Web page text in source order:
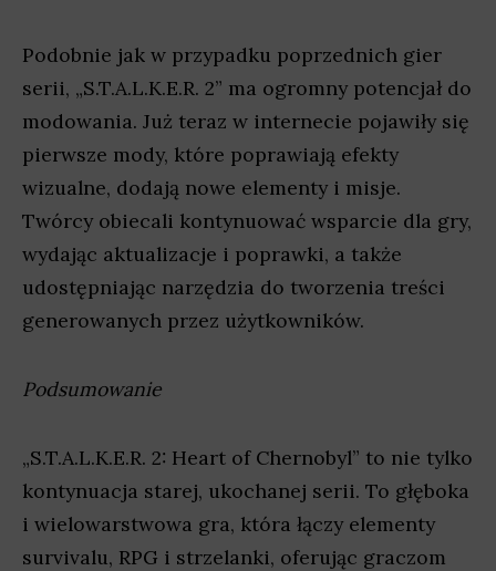
Podobnie jak w przypadku poprzednich gier
serii, „S.T.A.L.K.E.R. 2” ma ogromny potencjał do
modowania. Już teraz w internecie pojawiły się
pierwsze mody, które poprawiają efekty
wizualne, dodają nowe elementy i misje.
Twórcy obiecali kontynuować wsparcie dla gry,
wydając aktualizacje i poprawki, a także
udostępniając narzędzia do tworzenia treści
generowanych przez użytkowników.
Podsumowanie
„S.T.A.L.K.E.R. 2: Heart of Chernobyl” to nie tylko
kontynuacja starej, ukochanej serii. To głęboka
i wielowarstwowa gra, która łączy elementy
survivalu, RPG i strzelanki, oferując graczom